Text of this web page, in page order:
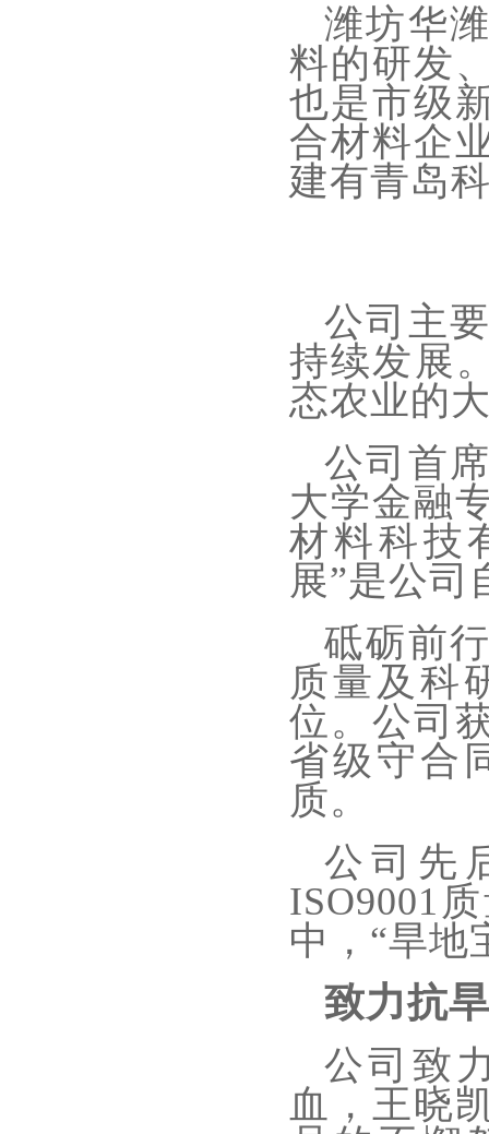
潍坊华
料的研发
也是市级
合材料企
建有青岛
公司主
持续发展
态农业的
公司首
大学金融
材料科技
展”是公司
砥砺前
质量及科
位。公司
省级守合
质。
公司先
ISO9001
中，“旱地
致力抗
公司致
血，王晓